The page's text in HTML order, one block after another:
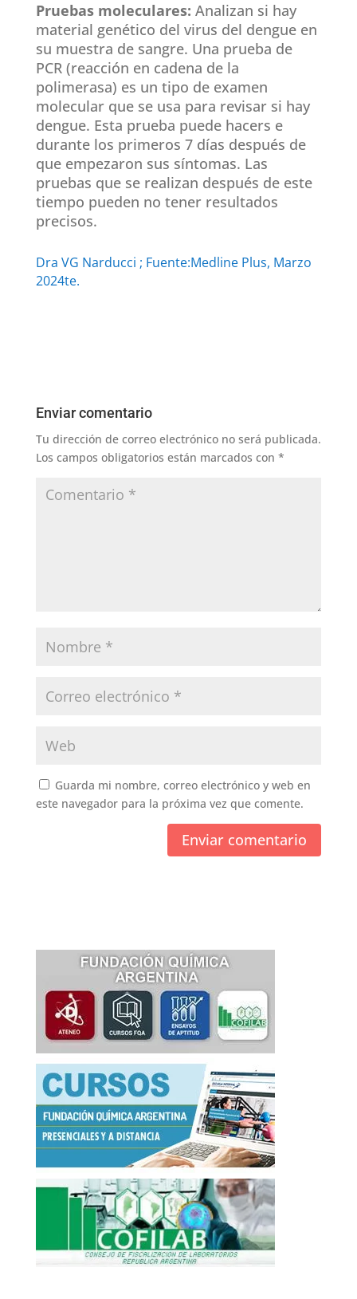
Pruebas moleculares: Analizan si hay
material genético del virus del dengue en
su muestra de sangre. Una prueba de
PCR (reacción en cadena de la
polimerasa) es un tipo de examen
molecular que se usa para revisar si hay
dengue. Esta prueba puede hacers e
durante los primeros 7 días después de
que empezaron sus síntomas. Las
pruebas que se realizan después de este
tiempo pueden no tener resultados
precisos.
Dra VG Narducci ; Fuente:Medline Plus, Marzo
2024te.
Enviar comentario
Tu dirección de correo electrónico no será publicada.
Los campos obligatorios están marcados con *
Guarda mi nombre, correo electrónico y web en
este navegador para la próxima vez que comente.